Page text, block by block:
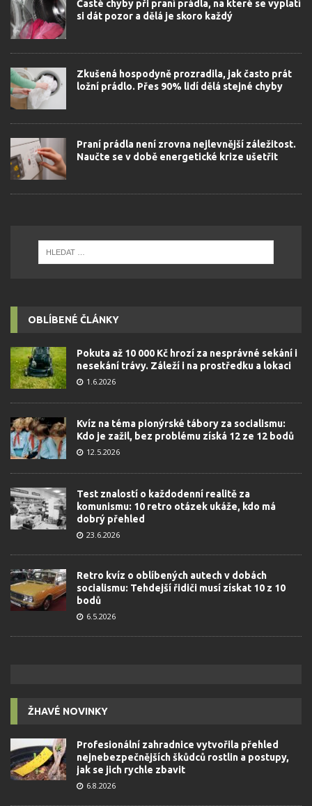
Časté chyby při praní prádla, na které se vyplatí
si dát pozor a dělá je skoro každý
Zkušená hospodyně prozradila, jak často prát
ložní prádlo. Přes 90% lidí dělá stejné chyby
Praní prádla není zrovna nejlevnější záležitost.
Naučte se v době energetické krize ušetřit
OBLÍBENÉ ČLÁNKY
Pokuta až 10 000 Kč hrozí za nesprávné sekání i
nesekání trávy. Záleží i na prostředku a lokaci
1.6.2026
Kvíz na téma pionýrské tábory za socialismu:
Kdo je zažil, bez problému získá 12 ze 12 bodů
12.5.2026
Test znalostí o každodenní realitě za
komunismu: 10 retro otázek ukáže, kdo má
dobrý přehled
23.6.2026
Retro kvíz o oblíbených autech v dobách
socialismu: Tehdejší řidiči musí získat 10 z 10
bodů
6.5.2026
ŽHAVÉ NOVINKY
Profesionální zahradnice vytvořila přehled
nejnebezpečnějších škůdců rostlin a postupy,
jak se jich rychle zbavit
6.8.2026